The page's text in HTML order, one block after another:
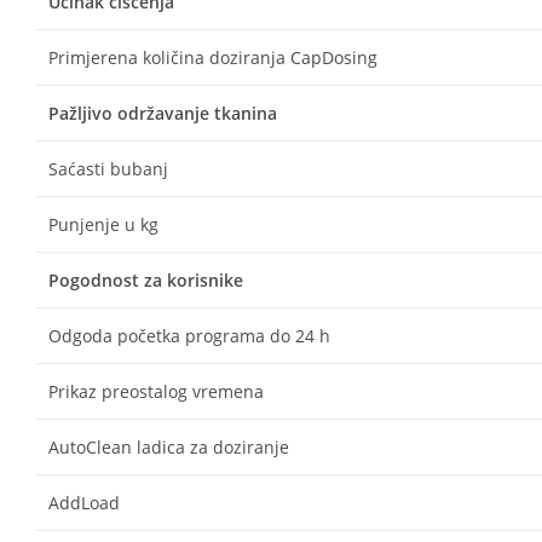
Primjerena količina doziranja CapDosing
Pažljivo održavanje tkanina
Saćasti bubanj
Punjenje u kg
Pogodnost za korisnike
Odgoda početka programa do 24 h
Prikaz preostalog vremena
AutoClean ladica za doziranje
AddLoad